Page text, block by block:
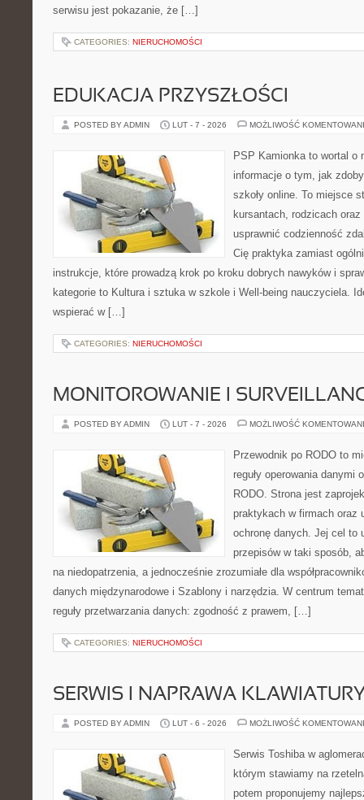
serwisu jest pokazanie, że […]
CATEGORIES: NIERUCHOMOŚCI
EDUKACJA PRZYSZŁOŚCI
POSTED BY ADMIN LUT - 7 - 2026 MOŻLIWOŚĆ
PSP Kamionka to wortal o
informacje o tym, jak
szkoły online. To miejsce
kursantach, rodzicach
usprawnić codzienność
Cię praktyka zamiast
instrukcje, które prowadzą krok po kroku dobrych nawyków i
kategorie to Kultura i sztuka w szkole i Well-being nauczyciela.
wspierać w […]
CATEGORIES: NIERUCHOMOŚCI
MONITOROWANIE I
POSTED BY ADMIN LUT - 7 - 2026 MOŻLIWOŚĆ
Przewodnik po RODO to
reguły operowania danymi
RODO. Strona jest
praktykach w firmach oraz
ochronę danych. Jej cel to
przepisów w taki sposób,
na niedopatrzenia, a jednocześnie zrozumiałe dla
danych międzynarodowe i Szablony i narzędzia. W centrum
reguły przetwarzania danych: zgodność z prawem, […]
CATEGORIES: NIERUCHOMOŚCI
SERWIS I NAPRAWA
POSTED BY ADMIN LUT - 6 - 2026 MOŻLIWOŚĆ
Serwis Toshiba w
którym stawiamy na
potem proponujemy